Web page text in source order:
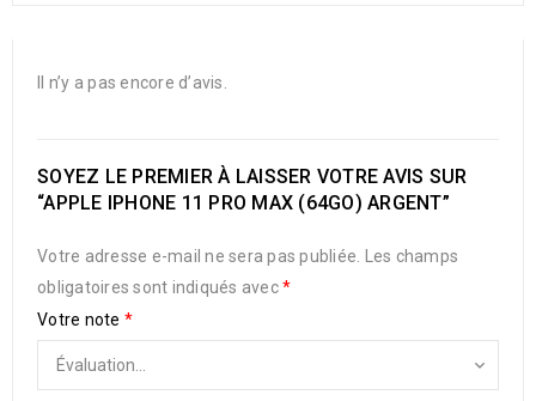
Il n’y a pas encore d’avis.
SOYEZ LE PREMIER À LAISSER VOTRE AVIS SUR
“APPLE IPHONE 11 PRO MAX (64GO) ARGENT”
Votre adresse e-mail ne sera pas publiée.
Les champs
obligatoires sont indiqués avec*
Votre note *